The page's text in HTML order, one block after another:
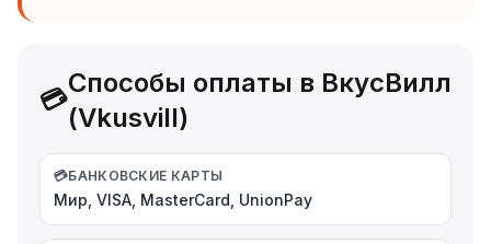
💳
Способы оплаты в ВкусВилл
(Vkusvill)
💳БАНКОВСКИЕ КАРТЫ
Мир, VISA, MasterCard, UnionPay